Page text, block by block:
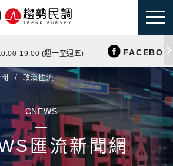
19:00 (週一至週五)
政治匯流
CNEWS
匯流新聞網